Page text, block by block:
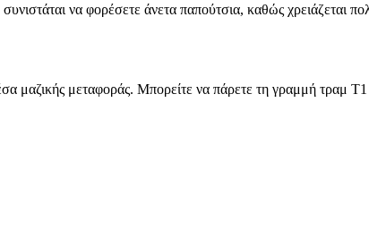
να φορέσετε άνετα παπούτσια, καθώς χρειάζεται
μαζικής μεταφοράς. Μπορείτε να πάρετε τη γραμμή τραμ